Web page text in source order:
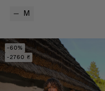
M
-60%
-2760 ₴